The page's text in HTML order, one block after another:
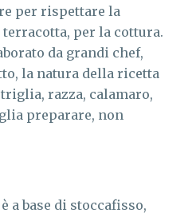
per rispettare la
per la cottura.
da grandi chef,
la natura della ricetta
razza, calamaro,
preparare, non
a base di stoccafisso,